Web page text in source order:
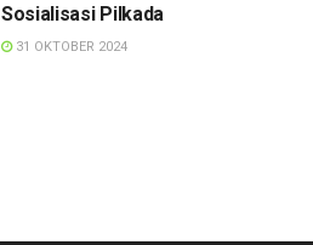
Sosialisasi Pilkada
31 OKTOBER 2024